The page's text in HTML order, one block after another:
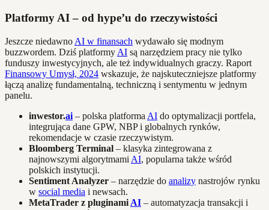
Platformy AI – od hype’u do rzeczywistości
Jeszcze niedawno AI w finansach wydawało się modnym
buzzwordem. Dziś platformy AI są narzędziem pracy nie tylko
funduszy inwestycyjnych, ale też indywidualnych graczy. Raport
Finansowy Umysł, 2024 wskazuje, że najskuteczniejsze platformy
łączą analizę fundamentalną, techniczną i sentymentu w jednym
panelu.
inwestor.ai – polska platforma AI do optymalizacji portfela,
integrująca dane GPW, NBP i globalnych rynków,
rekomendacje w czasie rzeczywistym.
Bloomberg Terminal – klasyka zintegrowana z
najnowszymi algorytmami AI, popularna także wśród
polskich instytucji.
Sentiment Analyzer – narzędzie do analizy nastrojów rynku
w social media i newsach.
MetaTrader z pluginami AI – automatyzacja transakcji i